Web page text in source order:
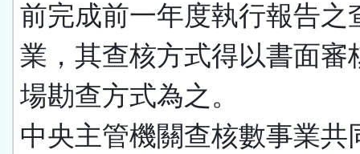
前完成前一年度執行報告之
業，其查核方式得以書面審
場勘查方式為之。
中央主管機關查核數事業共